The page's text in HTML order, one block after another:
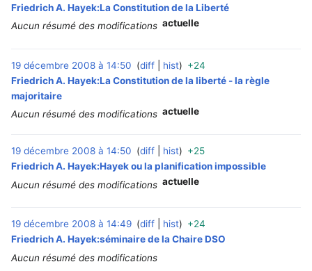
Friedrich A. Hayek:La Constitution de la Liberté
Aucun résumé des modifications actuelle
19 décembre 2008 à 14:50 diff hist +24
Friedrich A. Hayek:La Constitution de la liberté - la règle
majoritaire
Aucun résumé des modifications actuelle
19 décembre 2008 à 14:50 diff hist +25
Friedrich A. Hayek:Hayek ou la planification impossible
Aucun résumé des modifications actuelle
19 décembre 2008 à 14:49 diff hist +24
Friedrich A. Hayek:séminaire de la Chaire DSO
Aucun résumé des modifications